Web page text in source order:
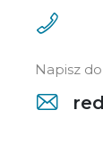
Napisz